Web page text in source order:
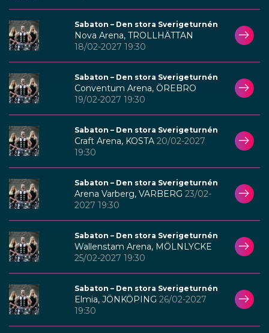
Sabaton – Den stora Sverigeturnén
Nova Arena, TROLLHÄTTAN
18/02-2027 19:30
Sabaton – Den stora Sverigeturnén
Conventum Arena, ÖREBRO
19/02-2027 19:30
Sabaton – Den stora Sverigeturnén
Craft Arena, KOSTA 20/02-2027
19:30
Sabaton – Den stora Sverigeturnén
Arena Varberg, VARBERG 23/02-
2027 19:30
Sabaton – Den stora Sverigeturnén
Wallenstam Arena, MÖLNLYCKE
25/02-2027 19:30
Sabaton – Den stora Sverigeturnén
Elmia, JÖNKÖPING 26/02-2027
19:30